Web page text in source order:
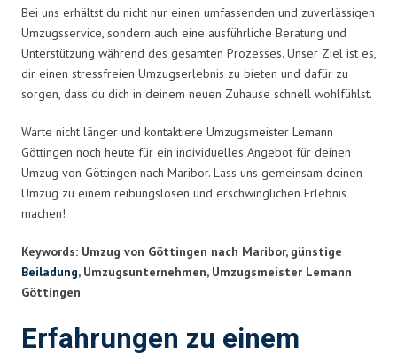
Bei uns erhältst du nicht nur einen umfassenden und zuverlässigen
Umzugsservice, sondern auch eine ausführliche Beratung und
Unterstützung während des gesamten Prozesses. Unser Ziel ist es,
dir einen stressfreien Umzugserlebnis zu bieten und dafür zu
sorgen, dass du dich in deinem neuen Zuhause schnell wohlfühlst.
Warte nicht länger und kontaktiere Umzugsmeister Lemann
Göttingen noch heute für ein individuelles Angebot für deinen
Umzug von Göttingen nach Maribor. Lass uns gemeinsam deinen
Umzug zu einem reibungslosen und erschwinglichen Erlebnis
machen!
Keywords: Umzug von Göttingen nach Maribor, günstige
Beiladung, Umzugsunternehmen, Umzugsmeister Lemann
Göttingen
Erfahrungen zu einem